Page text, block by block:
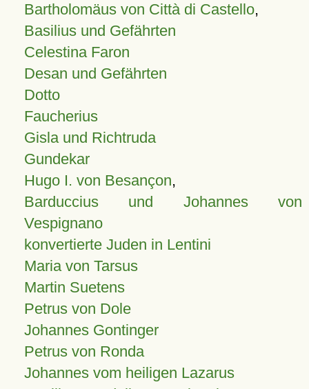
Bartholomäus von Città di Castello,
Basilius und Gefährten
Celestina Faron
Desan und Gefährten
Dotto
Faucherius
Gisla und Richtruda
Gundekar
Hugo I. von Besançon,
Barduccius und Johannes von
Vespignano
konvertierte Juden in Lentini
Maria von Tarsus
Martin Suetens
Petrus von Dole
Johannes Gontinger
Petrus von Ronda
Johannes vom heiligen Lazarus